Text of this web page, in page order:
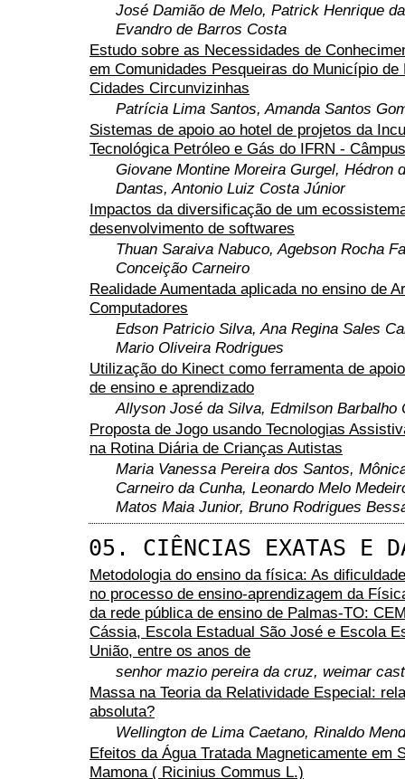
José Damião de Melo, Patrick Henrique
Evandro de Barros Costa
Estudo sobre as Necessidades de
em Comunidades Pesqueiras do Município de
Cidades Circunvizinhas
Patrícia Lima Santos, Amanda Santos
Sistemas de apoio ao hotel de projetos da
Tecnológica Petróleo e Gás do IFRN -
Giovane Montine Moreira Gurgel, Hédron
Dantas, Antonio Luiz Costa Júnior
Impactos da diversificação de um
desenvolvimento de softwares
Thuan Saraiva Nabuco, Agebson Rocha
Conceição Carneiro
Realidade Aumentada aplicada no ensino de
Computadores
Edson Patricio Silva, Ana Regina Sales
Mario Oliveira Rodrigues
Utilização do Kinect como ferramenta de
de ensino e aprendizado
Allyson José da Silva, Edmilson Barbalho
Proposta de Jogo usando Tecnologias
na Rotina Diária de Crianças Autistas
Maria Vanessa Pereira dos Santos,
Carneiro da Cunha, Leonardo Melo
Matos Maia Junior, Bruno Rodrigues
05. CIÊNCIAS EXATAS E
Metodologia do ensino da física: As
no processo de ensino-aprendizagem da
da rede pública de ensino de Palmas-TO:
Cássia, Escola Estadual São José e Escola
União, entre os anos de
senhor mazio pereira da cruz, weimar
Massa na Teoria da Relatividade Especial:
absoluta?
Wellington de Lima Caetano, Rinaldo
Efeitos da Água Tratada Magneticamente em
Mamona ( Ricinius Commus L.)